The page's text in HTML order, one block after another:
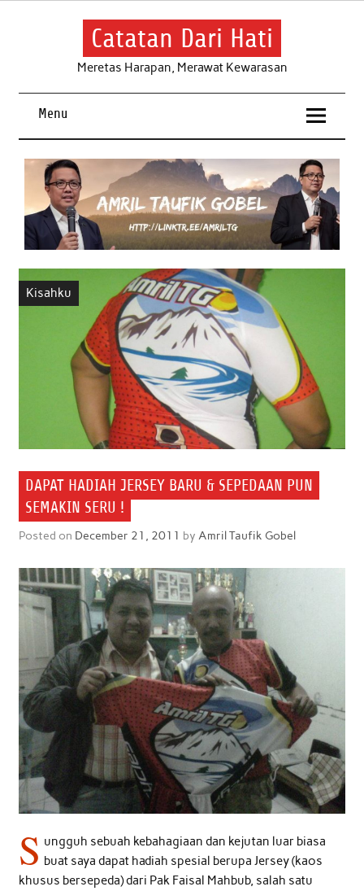
Skip
Catatan Dari Hati
Meretas Harapan, Merawat Kewarasan
Menu
Kisahku
DAPAT HADIAH JERSEY BARU & SEPEDAAN PUN
SEMAKIN SERU !
Posted on December 21, 2011 by Amril Taufik Gobel
S ungguh sebuah kebahagiaan dan kejutan luar biasa
buat saya dapat hadiah spesial berupa Jersey (kaos
khusus bersepeda) dari Pak Faisal Mahbub, salah satu